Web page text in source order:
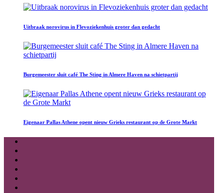
Uitbraak norovirus in Flevoziekenhuis groter dan gedacht
Burgemeester sluit café The Sting in Almere Haven na schietpartij
Eigenaar Pallas Athene opent nieuw Grieks restaurant op de Grote Markt